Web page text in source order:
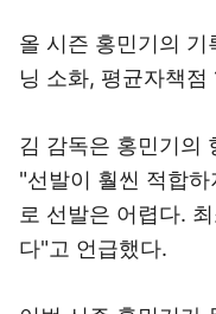
올 시즌 홍민기의
닝 소화, 평균자책점
김 감독은 홍민기의
"선발이 훨씬 적합
로 선발은 어렵다.
다"고 언급했다.